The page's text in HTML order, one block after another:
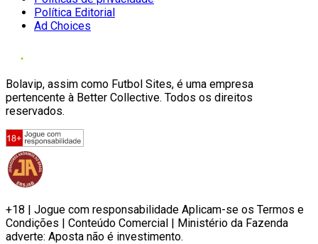
Política Editorial
Ad Choices
Bolavip, assim como Futbol Sites, é uma empresa
pertencente à Better Collective. Todos os direitos
reservados.
+18 | Jogue com responsabilidade Aplicam-se os Termos e
Condições | Conteúdo Comercial | Ministério da Fazenda
adverte: Aposta não é investimento.